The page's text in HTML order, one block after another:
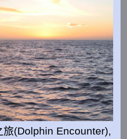
(Dolphin Encounter),